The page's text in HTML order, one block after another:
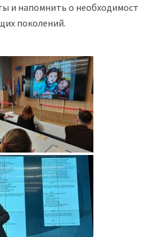
и напомнить о необходимости
поколений.